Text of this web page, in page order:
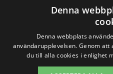
Fördelar med att välja
Sök efter en skicklig
Denna
Denna webbplats
användarupplevelsen. Genom
du till alla cookies i enlighet